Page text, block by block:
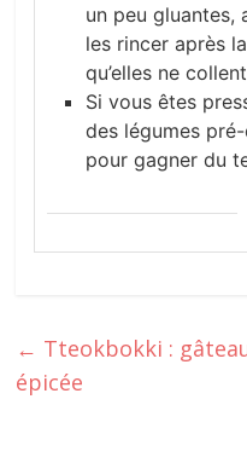
un peu gluantes,
les rincer après
qu’elles ne
Si vous êtes
des légumes
pour gagner du
← Tteokbokki :
épicée